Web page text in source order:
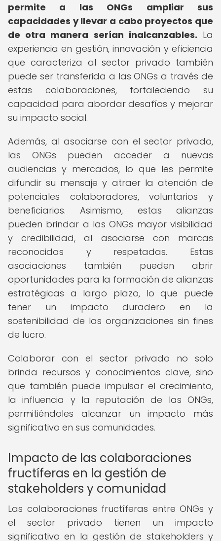
permite a las ONGs ampliar sus
capacidades y llevar a cabo proyectos que
de otra manera serían inalcanzables. La
experiencia en gestión, innovación y eficiencia
que caracteriza al sector privado también
puede ser transferida a las ONGs a través de
estas colaboraciones, fortaleciendo su
capacidad para abordar desafíos y mejorar
su impacto social.
Además, al asociarse con el sector privado,
las ONGs pueden acceder a nuevas
audiencias y mercados, lo que les permite
difundir su mensaje y atraer la atención de
potenciales colaboradores, voluntarios y
beneficiarios. Asimismo, estas alianzas
pueden brindar a las ONGs mayor visibilidad
y credibilidad, al asociarse con marcas
reconocidas y respetadas. Estas
asociaciones también pueden abrir
oportunidades para la formación de alianzas
estratégicas a largo plazo, lo que puede
tener un impacto duradero en la
sostenibilidad de las organizaciones sin fines
de lucro.
Colaborar con el sector privado no solo
brinda recursos y conocimientos clave, sino
que también puede impulsar el crecimiento,
la influencia y la reputación de las ONGs,
permitiéndoles alcanzar un impacto más
significativo en sus comunidades.
Impacto de las colaboraciones
fructíferas en la gestión de
stakeholders y comunidad
Las colaboraciones fructíferas entre ONGs y
el sector privado tienen un impacto
significativo en la gestión de stakeholders y